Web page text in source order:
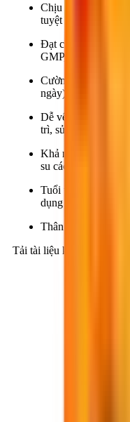
Chịu tải trọng,
tuyệt vời.
Đạt chuẩn vi sinh,
GMP, HACCP.
Cường độ nén, kéo
ngày).
Dễ vệ sinh, chùi
trì, sửa chữa, dặm
Khả năng chống
su các loại) ngay
Tuổi thọ vật liệu
dụng thông thường.
Thân thiện với môi
Tải tài liệu kỹ thuật